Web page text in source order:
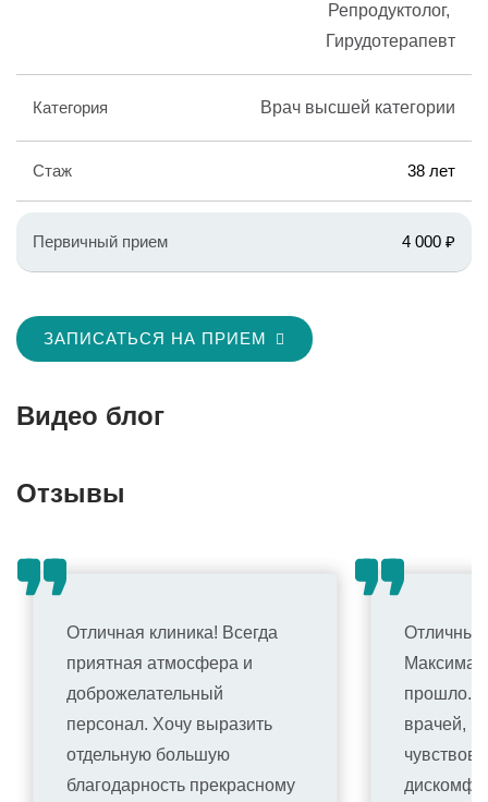
Категория Врач высшей категории
Первичный прием 4 000 ₽
Репродуктолог
Гирудотерапевт
Стаж 38 лет
ЗАПИСАТЬСЯ НА ПРИЕМ
Видео блог
Отзывы
Отличная клиника! Всегда
приятная атмосфера и
доброжелательный
персонал. Хочу выразить
отдельную большую
благодарность прекрасному
Отличный
прошло.
врачей,